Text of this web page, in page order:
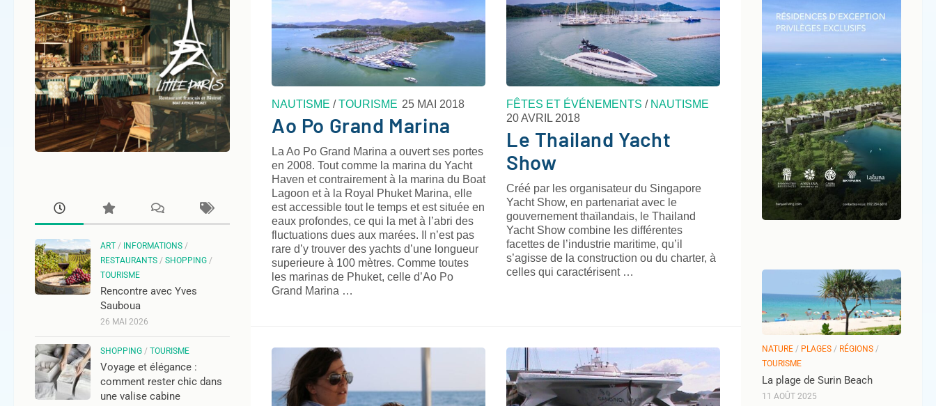
NAUTISME / TOURISME 25 MAI 2018
Ao Po Grand Marina
La Ao Po Grand Marina a ouvert ses portes
en 2008. Tout comme la marina du Yacht
Haven et contrairement à la marina du Boat
Lagoon et à la Royal Phuket Marina, elle
est accessible tout le temps et est située en
eaux profondes, ce qui la met à l’abri des
fluctuations dues aux marées. Il n’est pas
rare d’y trouver des yachts d’une longueur
superieure à 100 mètres. Comme toutes
les marinas de Phuket, celle d’Ao Po
Grand Marina …
FÊTES ET ÉVÉNEMENTS / NAUTISME
20 AVRIL 2018
Le Thailand Yacht
Show
Créé par les organisateur du Singapore
Yacht Show, en partenariat avec le
gouvernement thaïlandais, le Thailand
Yacht Show combine les différentes
facettes de l’industrie maritime, qu’il
s’agisse de la construction ou du charter, à
celles qui caractérisent …
ART / INFORMATIONS /
RESTAURANTS / SHOPPING /
TOURISME
Rencontre avec Yves
Sauboua
26 MAI 2026
SHOPPING / TOURISME
Voyage et élégance :
comment rester chic dans
une valise cabine
NATURE / PLAGES / RÉGIONS /
TOURISME
La plage de Surin Beach
11 AOÛT 2025